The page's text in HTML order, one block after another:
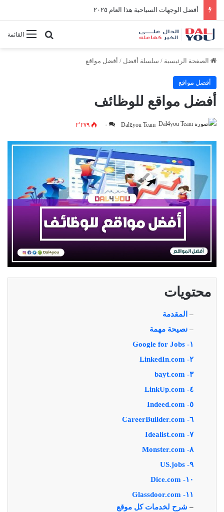
أفضل الوجهات السياحية هذا العام ٢٠٢٥
القائمةبحث عن
الصفحة الرئيسية / سلسلة أفضل / أفضل مواقع
أفضل مواقع
أفضل مواقع للوظائف
Dal٤you Team ٠ ٢٬٢٧٩
محتويات
– المقدمة
–نصيحة مهمة
١- Google for Jobs
٢- LinkedIn.com
٣- bayt.com
٤- LinkUp.com
٥- Indeed.com
٦- CareerBuilder.com
٧- Idealist.com
٨- Monster.com
٩- US.jobs
١٠- Dice.com
١١- Glassdoor.com
– شرح لخدمات كل موقع